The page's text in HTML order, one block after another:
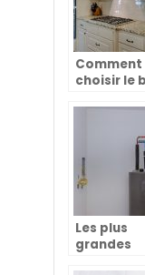
Comment
choisir le
Les plus
grandes